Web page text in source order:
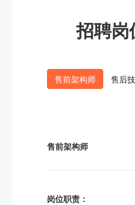
招聘岗
售前架构师 售后
售前架构师
岗位职责：